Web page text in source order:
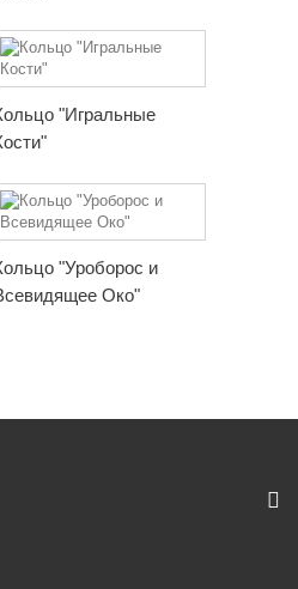
"Игральные
"Уроборос и
Око"